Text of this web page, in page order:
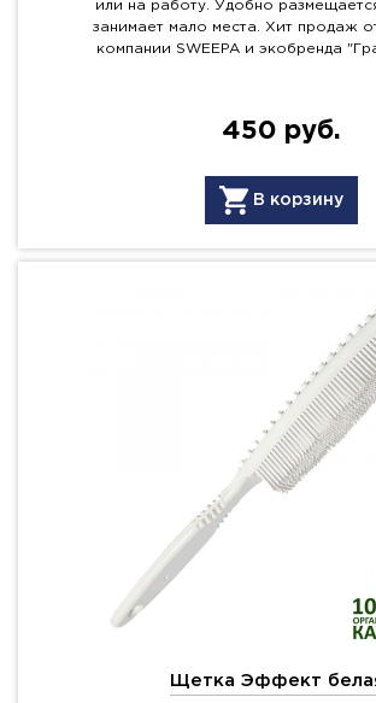
или на работу. Удобно
занимает мало места. Хит продаж
компании SWEEPA и экобренда
450 руб.
В корзину
Щетка Эффект